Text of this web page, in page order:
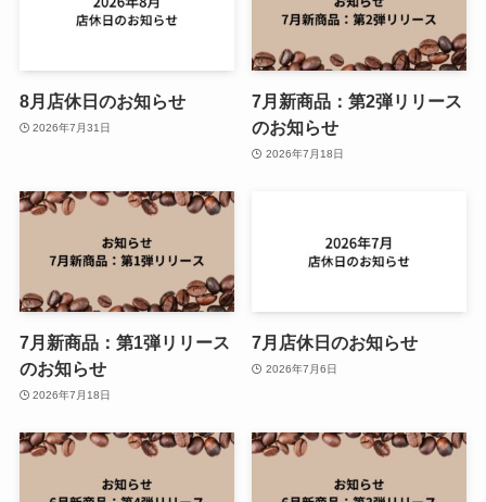
8月店休日のお知らせ
2026年7月31日
7月新商品：第2弾リリース
のお知らせ
2026年7月18日
7月新商品：第1弾リリース
のお知らせ
2026年7月18日
7月店休日のお知らせ
2026年7月6日